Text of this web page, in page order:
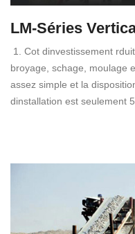
LM-Séries
1. Cot dinvestissement
broyage, schage, moulage
assez simple et la
dinstallation est seulement